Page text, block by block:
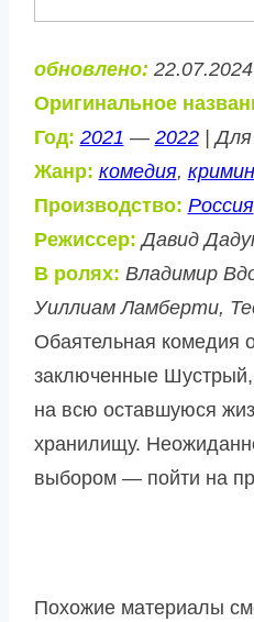
обновлено:
Оригинальное
Год: 2021 — 2022| Для
Жанр: комедия,
Производство: Россия
Режиссер: Давид
В ролях: Владимир
Уиллиам Ламберти,
Обаятельная комедия
заключенные
на всю оставшуюся
хранилищу.
выбором — пойти на
Похожие материалы